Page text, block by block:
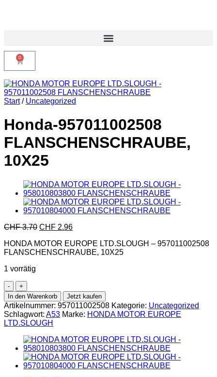
0
Start / Uncategorized
Honda-957011002508
FLANSCHENSCHRAUBE,
10X25
CHF3.70 CHF 2.96
HONDA MOTOR EUROPE LTD.SLOUGH – 957011002508
FLANSCHENSCHRAUBE, 10X25
1 vorrätig
In den Warenkorb Jetzt kaufen
Artikelnummer: 957011002508 Kategorie: Uncategorized
Schlagwort: A53 Marke: HONDA MOTOR EUROPE
LTD.SLOUGH